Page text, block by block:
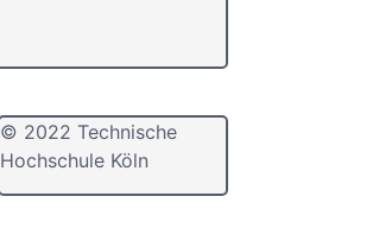
© 2022 Technische
Hochschule Köln